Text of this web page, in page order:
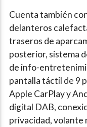
Cuenta también
delanteros
traseros de
posterior, sistema
de info-
pantalla táctil de 9
Apple CarPlay y
digital DAB,
privacidad,